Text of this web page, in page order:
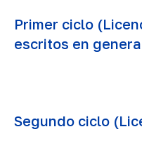
Primer ciclo
escritos en
Segundo ciclo